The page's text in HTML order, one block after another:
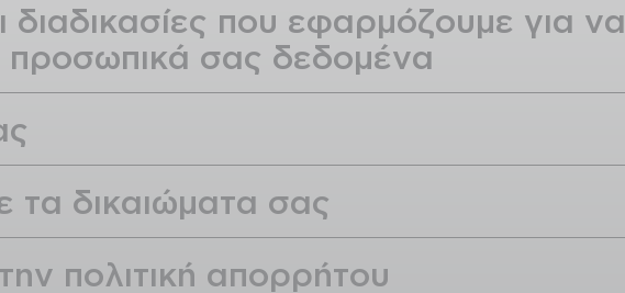
διαδικασίες που εφαρμόζουμε για να
σας δεδομένα
τα δικαιώματα σας
πολιτική απορρήτου